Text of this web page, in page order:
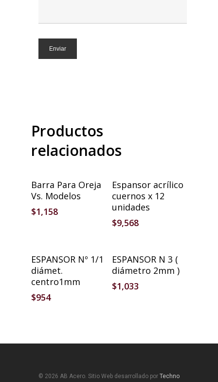
Productos
relacionados
Barra Para Oreja
Vs. Modelos
$1,158
Añadir Al Carrito
Espansor acrílico
cuernos x 12
unidades
$9,568
ESPANSOR Nº 1/1
diámet.
centro1mm
$954
ESPANSOR N 3 (
diámetro 2mm )
$1,033
© 2026 AB Acero. Sitio Web desarrollado por Techno